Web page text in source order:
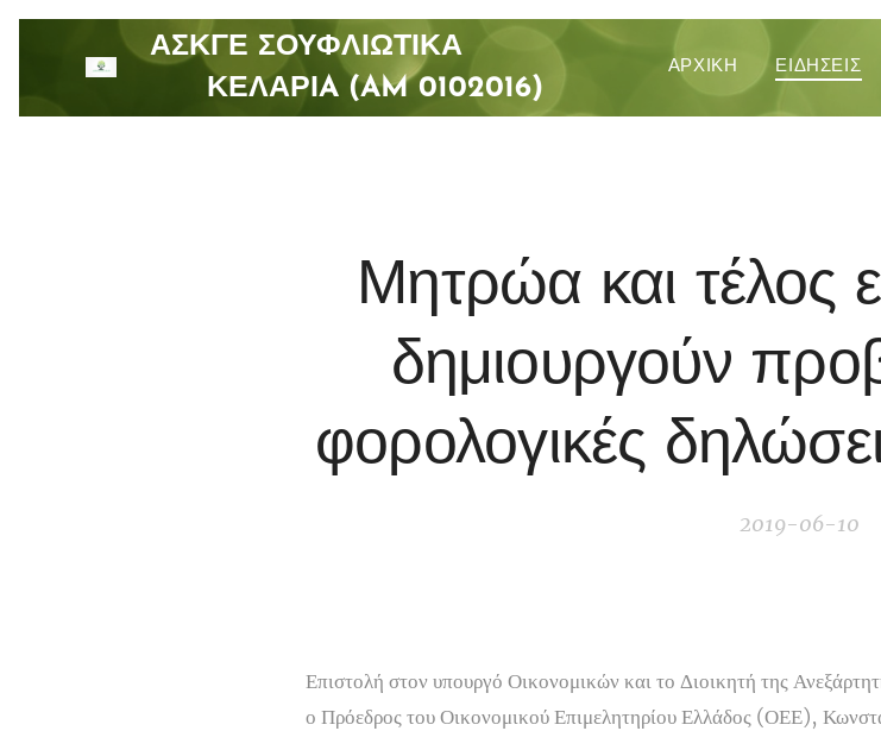
ΑΣΚΓΕ ΣΟΥΦΛΙΩΤΙΚΑ
ΚΕΛΑΡΙA (AM 0102016)
ΑΡΧΙΚΉ ΕΙΔΗΣΕΙΣ
Μητρώα και τέλος
δημιουργούν
φορολογικές
2019-06-10
Επιστολή στον υπουργό Οικονομικών και το Διοικητή της
ο Πρόεδρος του Οικονομικού Επιμελητηρίου Ελλάδος (ΟΕΕ),